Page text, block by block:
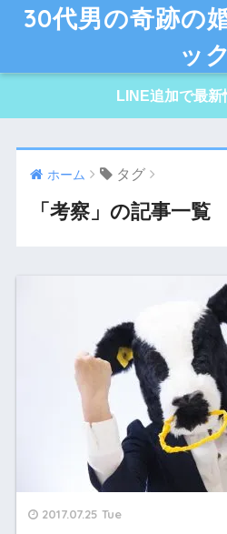
30代男の奇跡の
ック
LINE追加で最新
ホーム タグ
「考察」の記事一覧
2017.07.25 Tue